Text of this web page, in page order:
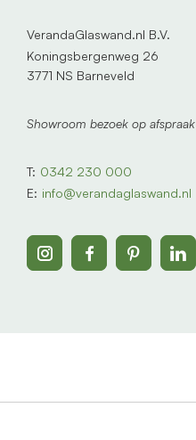
VerandaGlaswand.nl B.V.
Koningsbergenweg 26
3771 NS Barneveld
Showroom bezoek op afspraak
T: 0342 230 000
E: info@verandaglaswand.nl